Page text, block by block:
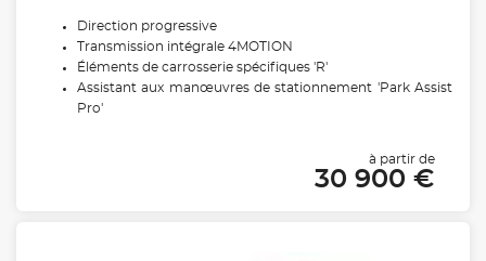
Direction progressive
Transmission intégrale 4MOTION
Éléments de carrosserie spécifiques 'R'
Assistant aux manœuvres de stationnement 'Park Assist
Pro'
à partir de
30 900 €